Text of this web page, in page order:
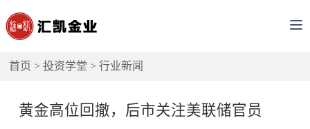
首页 >投资学堂 >行业新闻
黄金高位回撤，后市关注美联储官员